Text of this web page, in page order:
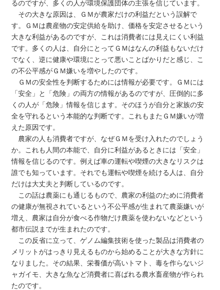
るのですが、多くの人が環境保護団体の主張を信じています。
その大きな原因は、ＧＭが農家だけの利益だという誤解で
す。ＧＭは農産物の安定供給を助け、価格を安定させるという
大きな利益があるのですが、これは消費者には見えにくい利益
です。多くの人は、自分にとってＧＭはなんの利益もないだけ
でなく、逆に健康や環境にとって悪いことばかりだと感じ、こ
の不公平感がＧＭ嫌いを増やしたのです。
ＧＭの安全性を判断するためには情報が必要です。ＧＭには
「安全」と「危険」の両方の情報があるのですが、圧倒的に多
くの人が「危険」情報を信じます。そのほうが自分と家族の安
全を守れるという本能的な判断です。これもまたＧＭ嫌いが増
えた原因です。
農家の人も消費者ですが、なぜＧＭを受け入れたのでしょう
か。これも人間の本能で、自分に利益があるときには「安全」
情報を信じるのです。例えば車の運転や喫煙の大きなリスクは
誰でも知っています。それでも運転や喫煙を続ける人は、自分
だけは大丈夫と判断しているのです。
この話は農薬にも通じるもので、農家の利益のために消費者
の健康が無視されているという不公平感が生まれて農薬嫌いが
増え、農家は自分が食べる作物だけ農薬を使わないなどという
都市伝説までが生まれたのです。
この反省に立って、ゲノム編集技術を使った製品は消費者の
メリットがはっきり見えるものから始めることが大きな方針に
なりました。その結果、栄養価が高いトマト、毒を作らないジ
ャガイモ、大きな魚など消費者に喜ばれる農水畜産物が作られ
たのです。